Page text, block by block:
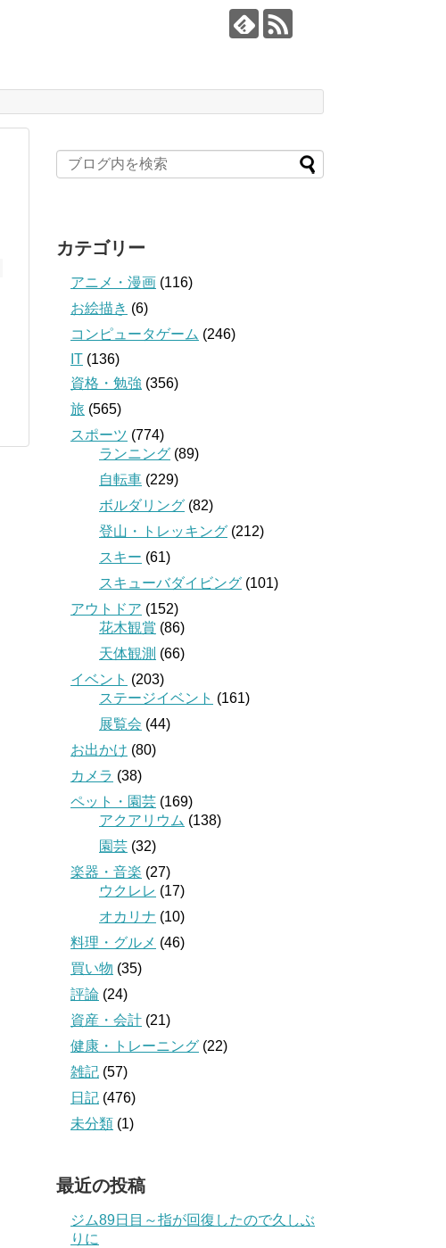
カテゴリー
アニメ・漫画 (116)
お絵描き (6)
コンピュータゲーム (246)
IT (136)
資格・勉強 (356)
旅 (565)
スポーツ (774)
ランニング (89)
自転車 (229)
ボルダリング (82)
登山・トレッキング (212)
スキー (61)
スキューバダイビング (101)
アウトドア (152)
花木観賞 (86)
天体観測 (66)
イベント (203)
ステージイベント (161)
展覧会 (44)
お出かけ (80)
カメラ (38)
ペット・園芸 (169)
アクアリウム (138)
園芸 (32)
楽器・音楽 (27)
ウクレレ (17)
オカリナ (10)
料理・グルメ (46)
買い物 (35)
評論 (24)
資産・会計 (21)
健康・トレーニング (22)
雑記 (57)
日記 (476)
未分類 (1)
最近の投稿
ジム89日目～指が回復したので久しぶ
りに